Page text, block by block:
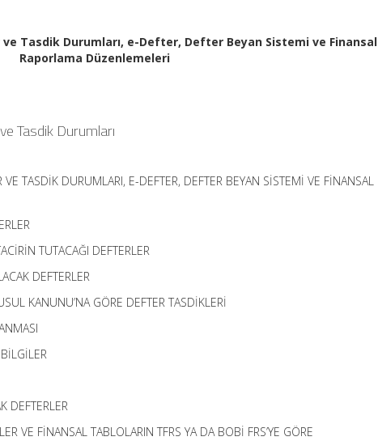
ve Tasdik Durumları, e-Defter, Defter Beyan Sistemi ve Finansal
Raporlama Düzenlemeleri
Tasdik Durumları
TASDİK DURUMLARI, E-DEFTER, DEFTER BEYAN SİSTEMİ VE FİNANSAL
TUTACAĞI DEFTERLER
DEFTERLER
KANUNU’NA GÖRE DEFTER TASDİKLERİ
DEFTERLER
VE FİNANSAL TABLOLARIN TFRS YA DA BOBİ FRS’YE GÖRE